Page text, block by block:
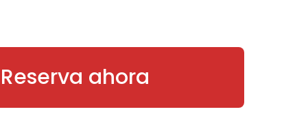
Reserva ahora